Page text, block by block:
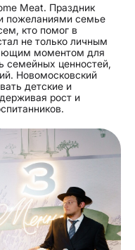
Meat. Праздник
пожеланиями семье
кто помог в
не только личным
моментом для
семейных ценностей,
Новомосковский
детские и
рост и